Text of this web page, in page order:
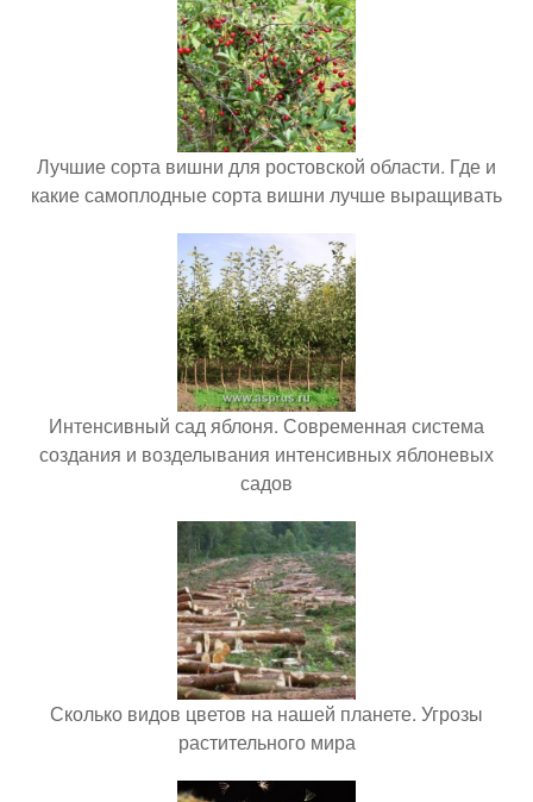
Лучшие сорта вишни для ростовской области. Где и
какие самоплодные сорта вишни лучше выращивать
Интенсивный сад яблоня. Современная система
создания и возделывания интенсивных яблоневых
садов
Сколько видов цветов на нашей планете. Угрозы
растительного мира